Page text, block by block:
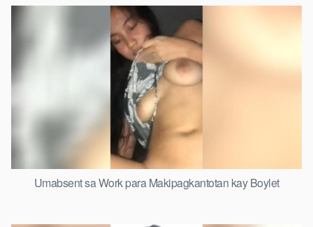
Umabsent sa Work para Makipagkantotan kay Boylet